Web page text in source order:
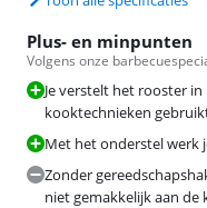
Plus- en minpunten
Volgens onze
Je verstelt het rooster
kooktechnieken
Met het onderstel werk
Zonder
niet gemakkelijk aan de